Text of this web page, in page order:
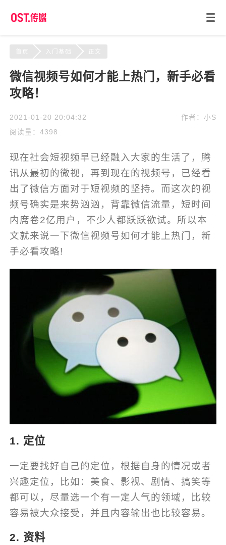
首页 入门基础 正文
微信视频号如何才能上热门，新手必看
攻略！
2021-01-20 20:04:32
阅读量：4398
作者：小S
现在社会短视频早已经融入大家的生活了，腾
讯从最初的微视，再到现在的视频号，已经看
出了微信方面对于短视频的坚持。而这次的视
频号确实是来势汹汹，背靠微信流量，短时间
内席卷2亿用户，不少人都跃跃欲试。所以本
文就来说一下微信视频号如何才能上热门，新
手必看攻略!
1. 定位
一定要找好自己的定位，根据自身的情况或者
兴趣定位，比如：美食、影视、剧情、搞笑等
都可以，尽量选一个有一定人气的领域，比较
容易被大众接受，并且内容输出也比较容易。
2. 资料